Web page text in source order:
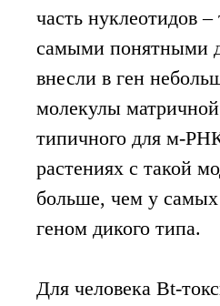
часть нуклеотидов
самыми понятными
внесли в ген
молекулы
типичного для м-
растениях с такой
больше, чем у
геном дикого типа.
Для человека Bt-